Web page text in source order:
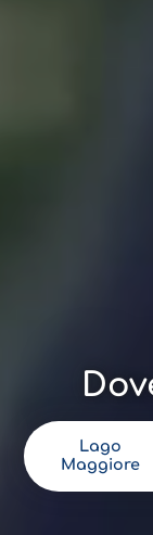
Lago
Maggiore